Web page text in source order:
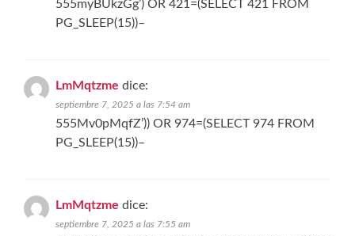
555myBUkzGg’) OR 421=(SELECT 421 FROM
PG_SLEEP(15))–
LmMqtzme dice:
septiembre 7, 2025 a las 7:54 am
555Mv0pMqfZ’)) OR 974=(SELECT 974 FROM
PG_SLEEP(15))–
LmMqtzme dice:
septiembre 7, 2025 a las 7:55 am